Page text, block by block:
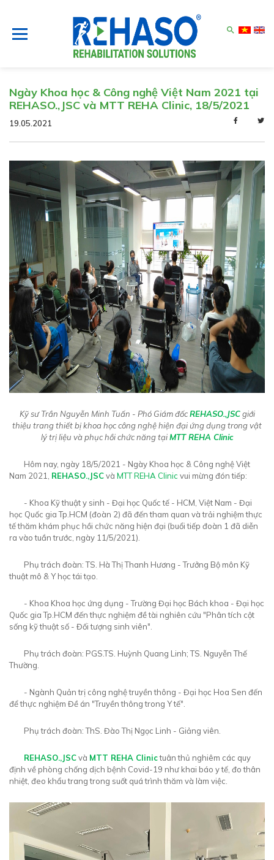
search
Ngày Khoa học & Công nghệ Việt Nam 2021 tại
REHASO.,JSC và MTT REHA Clinic, 18/5/2021
19.05.2021
Kỹ sư Trần Nguyễn Minh Tuấn - Phó Giám đốcREHASO.,JSCgiới
thiệu trang thiết bị khoa học công nghệ hiện đại ứng dụng trong vật
lý trị liệu và phục hồi chức năng tạiMTT REHA Clinic
Hôm nay, ngày 18/5/2021 - Ngày Khoa học & Công nghệ Việt
Nam 2021, REHASO.,JSCvà MTT REHA Clinic vui mừng đón tiếp:
- Khoa Kỹ thuật y sinh - Đại học Quốc tế - HCM, Việt Nam - Đại
học Quốc gia Tp.HCM (đoàn 2) đã đến tham quan và trải nghiệm thực
tế thăm khám phục hồi chức năng hiện đại (buổi tiếp đoàn 1 đã diễn
ra vào tuần trước, ngày 11/5/2021).
Phụ trách đoàn: TS. Hà Thị Thanh Hương - Trưởng Bộ môn Kỹ
thuật mô & Y học tái tạo.
- Khoa Khoa học ứng dụng - Trường Đại học Bách khoa - Đại học
Quốc gia Tp.HCM đến thực nghiệm đề tài nghiên cứu "Phân tích cột
sống kỹ thuật số - Đối tượng sinh viên".
Phụ trách đoàn: PGS.TS. Huỳnh Quang Linh; TS. Nguyễn Thế
Thường.
- Ngành Quản trị công nghệ truyền thông - Đại học Hoa Sen đến
để thực nghiệm Đề án "Truyền thông trong Y tế".
Phụ trách đoàn: ThS. Đào Thị Ngọc Linh - Giảng viên.
REHASO.,JSCvà MTT REHA Clinictuân thủ nghiêm các quy
định về phòng chống dịch bệnh Covid-19 như khai báo y tế, đo thân
nhiệt, đeo khẩu trang trong suốt quá trình thăm và làm việc.